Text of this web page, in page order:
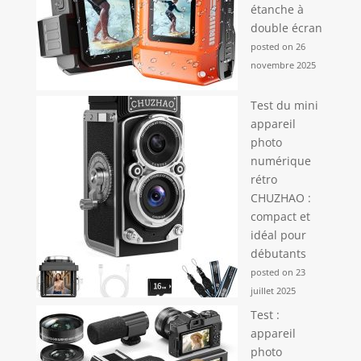
étanche à
double écran
posted on 26
novembre 2025
Test du mini
appareil
photo
numérique
rétro
CHUZHAO :
compact et
idéal pour
débutants
posted on 23
juillet 2025
Test :
appareil
photo